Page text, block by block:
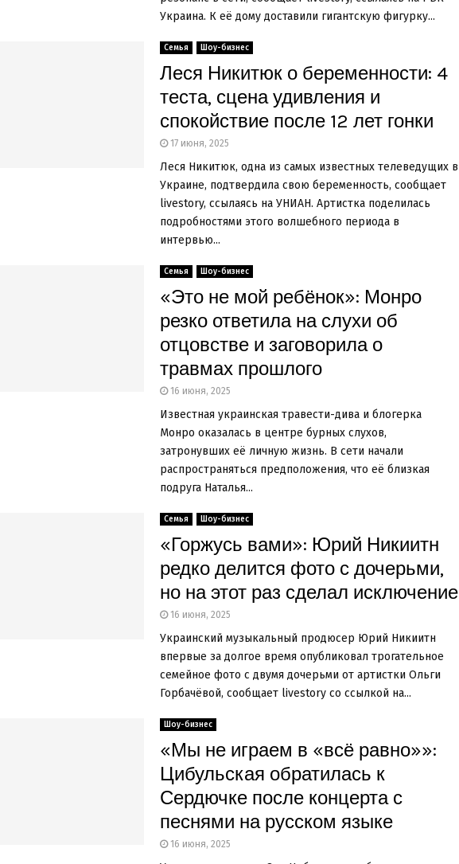
Украина. К её дому доставили гигантскую фигурку...
Семья Шоу-бизнес
Леся Никитюк о беременности: 4
теста, сцена удивления и
спокойствие после 12 лет гонки
17 июня, 2025
Леся Никитюк, одна из самых известных телеведущих в
Украине, подтвердила свою беременность, сообщает
livestory, ссылаясь на УНИАН. Артистка поделилась
подробностями этого волшебного периода в
интервью...
Семья Шоу-бизнес
«Это не мой ребёнок»: Монро
резко ответила на слухи об
отцовстве и заговорила о
травмах прошлого
16 июня, 2025
Известная украинская травести-дива и блогерка
Монро оказалась в центре бурных слухов,
затронувших её личную жизнь. В сети начали
распространяться предположения, что её близкая
подруга Наталья...
Семья Шоу-бизнес
«Горжусь вами»: Юрий Никиитн
редко делится фото с дочерьми,
но на этот раз сделал исключение
16 июня, 2025
Украинский музыкальный продюсер Юрий Никиитн
впервые за долгое время опубликовал трогательное
семейное фото с двумя дочерьми от артистки Ольги
Горбачёвой, сообщает livestory со ссылкой на...
Шоу-бизнес
«Мы не играем в «всё равно»»:
Цибульская обратилась к
Сердючке после концерта с
песнями на русском языке
16 июня, 2025